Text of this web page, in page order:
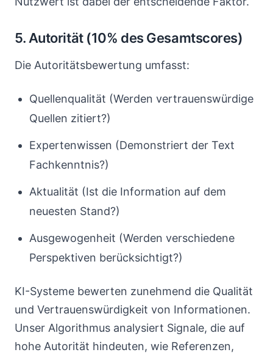
5. Autorität (10% des Gesamtscores)
Die Autoritätsbewertung umfasst:
Quellenqualität (Werden vertrauenswürdige
Quellen zitiert?)
Expertenwissen (Demonstriert der Text
Fachkenntnis?)
Aktualität (Ist die Information auf dem
neuesten Stand?)
Ausgewogenheit (Werden verschiedene
Perspektiven berücksichtigt?)
KI-Systeme bewerten zunehmend die Qualität
und Vertrauenswürdigkeit von Informationen.
Unser Algorithmus analysiert Signale, die auf
hohe Autorität hindeuten, wie Referenzen,